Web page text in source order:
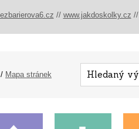
/ Mapa stránek
// www.jakdoskolky.cz //